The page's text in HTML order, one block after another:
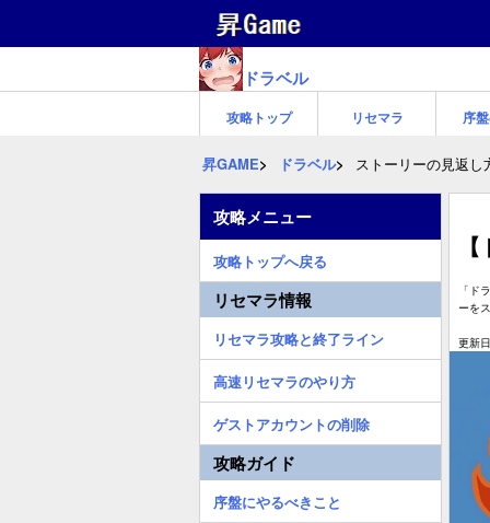
ドラベル
攻略トップ リセマラ 序
昇GAME ドラベル ストーリーの見返し
「ド
ーを
更新
攻略メニュー
攻略トップへ戻る
リセマラ情報
リセマラ攻略と終了ライン
高速リセマラのやり方
ゲストアカウントの削除
攻略ガイド
序盤にやるべきこと